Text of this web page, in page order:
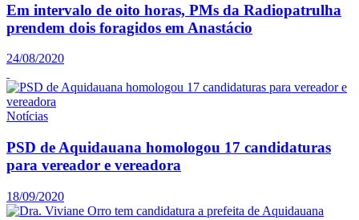
Em intervalo de oito horas, PMs da Radiopatrulha
prendem dois foragidos em Anastácio
24/08/2020
Notícias
PSD de Aquidauana homologou 17 candidaturas
para vereador e vereadora
18/09/2020